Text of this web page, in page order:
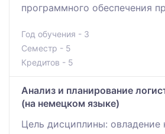
программного обеспечения
Год обучения - 3
Семестр - 5
Кредитов - 5
Анализ и планирование
(на немецком языке)
Цель дисциплины: овладение